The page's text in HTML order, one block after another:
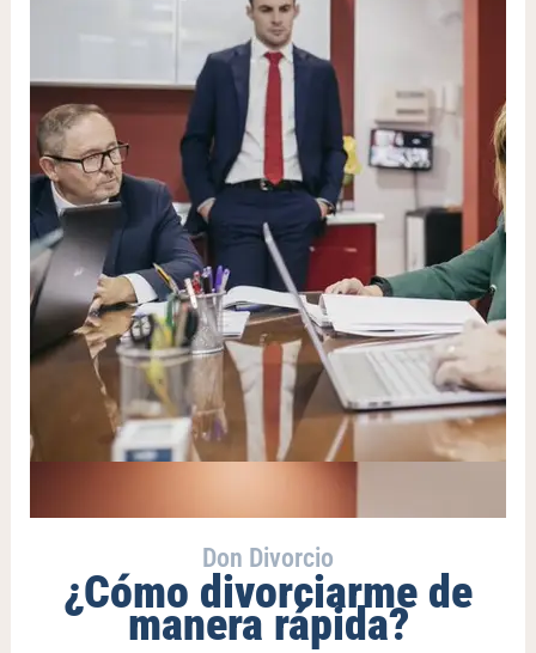
Don Divorcio
¿Cómo divorciarme de
manera rápida?